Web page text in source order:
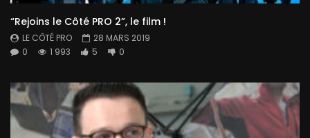
“Rejoins le Côté PRO 2”, le film !
LE CÔTÉ PRO
28 MARS 2019
0
1 993 5 0